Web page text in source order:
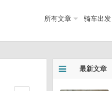
所有文章 骑车出发
最新文章